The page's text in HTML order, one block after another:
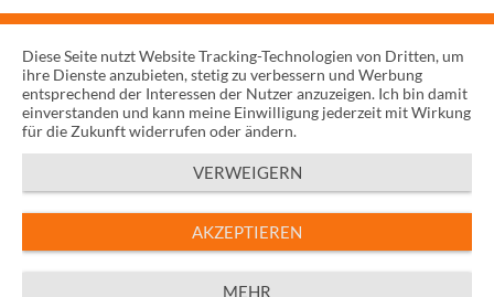
Diese Seite nutzt Website Tracking-Technologien von Dritten, um
ihre Dienste anzubieten, stetig zu verbessern und Werbung
entsprechend der Interessen der Nutzer anzuzeigen. Ich bin damit
einverstanden und kann meine Einwilligung jederzeit mit Wirkung
für die Zukunft widerrufen oder ändern.
VERWEIGERN
AKZEPTIEREN
MEHR